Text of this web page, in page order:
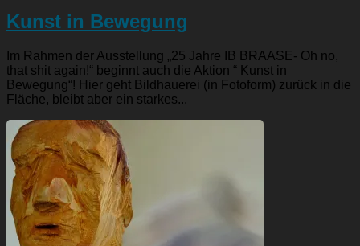
Kunst in Bewegung
Im Rahmen der Ausstellung „25 Jahre IB BRAASE- Oh no,
that shit again!“ beginnt auch die Aktion “ Kunst in
Bewegung“! Hier geht Bildhauerei (in Fotoform) zurück in die
Fläche, bleibt aber ein starkes...